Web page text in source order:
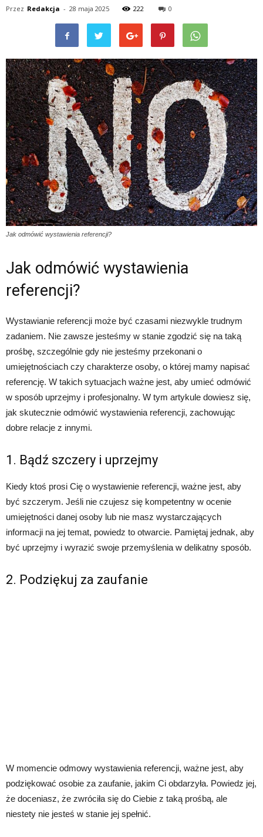
Przez Redakcja - 28 maja 2025 222 0
Jak odmówić wystawienia referencji?
Jak odmówić wystawienia
referencji?
Wystawianie referencji może być czasami niezwykle trudnym
zadaniem. Nie zawsze jesteśmy w stanie zgodzić się na taką
prośbę, szczególnie gdy nie jesteśmy przekonani o
umiejętnościach czy charakterze osoby, o której mamy napisać
referencję. W takich sytuacjach ważne jest, aby umieć odmówić
w sposób uprzejmy i profesjonalny. W tym artykule dowiesz się,
jak skutecznie odmówić wystawienia referencji, zachowując
dobre relacje z innymi.
1. Bądź szczery i uprzejmy
Kiedy ktoś prosi Cię o wystawienie referencji, ważne jest, aby
być szczerym. Jeśli nie czujesz się kompetentny w ocenie
umiejętności danej osoby lub nie masz wystarczających
informacji na jej temat, powiedz to otwarcie. Pamiętaj jednak, aby
być uprzejmy i wyrazić swoje przemyślenia w delikatny sposób.
2. Podziękuj za zaufanie
W momencie odmowy wystawienia referencji, ważne jest, aby
podziękować osobie za zaufanie, jakim Ci obdarzyła. Powiedz jej,
że doceniasz, że zwróciła się do Ciebie z taką prośbą, ale
niestety nie jesteś w stanie jej spełnić.